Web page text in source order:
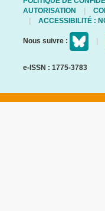
AUTORISATION
ACCESSIBILITÉ :
Nous suivre :
e-ISSN : 1775-3783